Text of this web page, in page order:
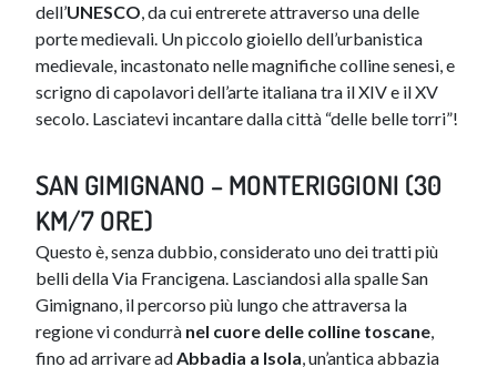
dell’UNESCO, da cui entrerete attraverso una delle
porte medievali. Un piccolo gioiello dell’urbanistica
medievale, incastonato nelle magnifiche colline senesi, e
scrigno di capolavori dell’arte italiana tra il XIV e il XV
secolo. Lasciatevi incantare dalla città “delle belle torri”!
SAN GIMIGNANO – MONTERIGGIONI (30
KM/7 ORE)
Questo è, senza dubbio, considerato uno dei tratti più
belli della Via Francigena. Lasciandosi alla spalle San
Gimignano, il percorso più lungo che attraversa la
regione vi condurrà nel cuore delle colline toscane,
fino ad arrivare adAbbadia a Isola, un’antica abbazia